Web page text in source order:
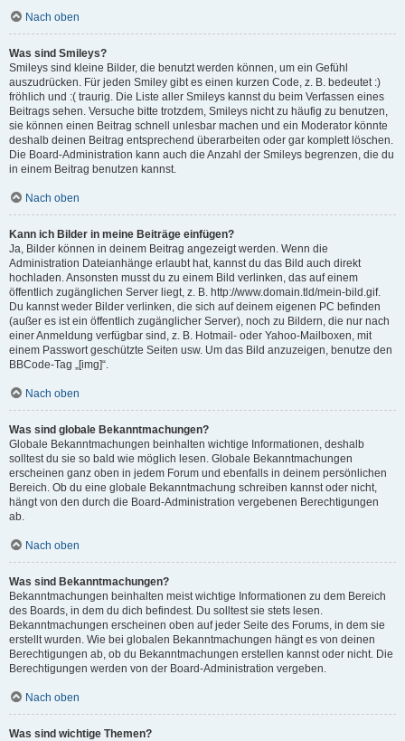
Nach oben
Was sind Smileys?
Smileys sind kleine Bilder, die benutzt werden können, um ein Gefühl
auszudrücken. Für jeden Smiley gibt es einen kurzen Code, z. B. bedeutet :)
fröhlich und :( traurig. Die Liste aller Smileys kannst du beim Verfassen eines
Beitrags sehen. Versuche bitte trotzdem, Smileys nicht zu häufig zu benutzen,
sie können einen Beitrag schnell unlesbar machen und ein Moderator könnte
deshalb deinen Beitrag entsprechend überarbeiten oder gar komplett löschen.
Die Board-Administration kann auch die Anzahl der Smileys begrenzen, die du
in einem Beitrag benutzen kannst.
Nach oben
Kann ich Bilder in meine Beiträge einfügen?
Ja, Bilder können in deinem Beitrag angezeigt werden. Wenn die
Administration Dateianhänge erlaubt hat, kannst du das Bild auch direkt
hochladen. Ansonsten musst du zu einem Bild verlinken, das auf einem
öffentlich zugänglichen Server liegt, z. B. http://www.domain.tld/mein-bild.gif.
Du kannst weder Bilder verlinken, die sich auf deinem eigenen PC befinden
(außer es ist ein öffentlich zugänglicher Server), noch zu Bildern, die nur nach
einer Anmeldung verfügbar sind, z. B. Hotmail- oder Yahoo-Mailboxen, mit
einem Passwort geschützte Seiten usw. Um das Bild anzuzeigen, benutze den
BBCode-Tag „[img]“.
Nach oben
Was sind globale Bekanntmachungen?
Globale Bekanntmachungen beinhalten wichtige Informationen, deshalb
solltest du sie so bald wie möglich lesen. Globale Bekanntmachungen
erscheinen ganz oben in jedem Forum und ebenfalls in deinem persönlichen
Bereich. Ob du eine globale Bekanntmachung schreiben kannst oder nicht,
hängt von den durch die Board-Administration vergebenen Berechtigungen
ab.
Nach oben
Was sind Bekanntmachungen?
Bekanntmachungen beinhalten meist wichtige Informationen zu dem Bereich
des Boards, in dem du dich befindest. Du solltest sie stets lesen.
Bekanntmachungen erscheinen oben auf jeder Seite des Forums, in dem sie
erstellt wurden. Wie bei globalen Bekanntmachungen hängt es von deinen
Berechtigungen ab, ob du Bekanntmachungen erstellen kannst oder nicht. Die
Berechtigungen werden von der Board-Administration vergeben.
Nach oben
Was sind wichtige Themen?